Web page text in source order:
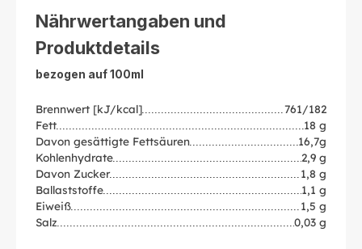
Nährwertangaben und
Produktdetails
bezogen auf 100ml
Brennwert [kJ/kcal]
761/182
Fett
18 g
Davon gesättigte Fettsäuren
16,7g
Kohlenhydrate
2,9 g
Davon Zucker
1,8 g
Ballaststoffe
1,1 g
Eiweiß
1,5 g
Salz
0,03 g